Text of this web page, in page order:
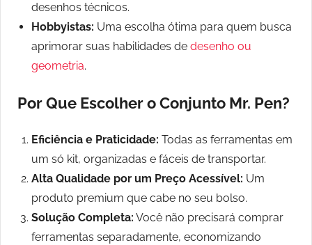
desenhos técnicos.
Hobbyistas: Uma escolha ótima para quem busca
aprimorar suas habilidades de desenho ou
geometria.
Por Que Escolher o Conjunto Mr. Pen?
Eficiência e Praticidade: Todas as ferramentas em
um só kit, organizadas e fáceis de transportar.
Alta Qualidade por um Preço Acessível: Um
produto premium que cabe no seu bolso.
Solução Completa: Você não precisará comprar
ferramentas separadamente, economizando